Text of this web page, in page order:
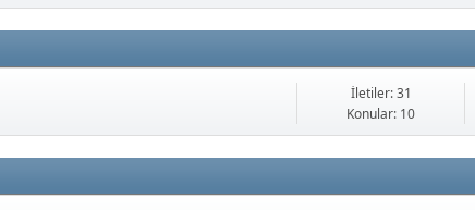
İletiler: 31
Konular: 10